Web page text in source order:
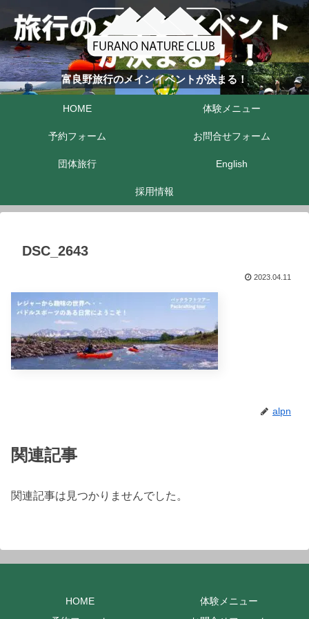
富良野旅行のメインイベントが決まる！
HOME 体験メニュー
予約フォーム お問合せフォーム
団体旅行 English
採用情報
DSC_2643
2023.04.11
alpn
関連記事
関連記事は見つかりませんでした。
HOME
体験メニュー